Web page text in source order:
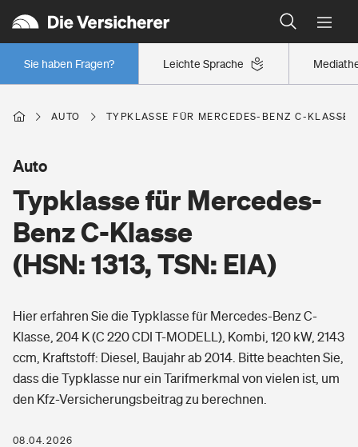
Leichte Sprache
Sie haben Fragen?
Wer versichert was: Jetzt Versicherer finden
Regionalklassen: So ist Ihre Region eingestuft
Wer versichert was: Jetzt Versicherer finden
Berufsunfähigkeitsversicherung
Arbeitsrechtsschutz
Berufshaftpflichtversicherung
Wohnen
Wohngebäudeversicherung
Hausratversicherung
Elementarversicherung
Photovoltaik
Wärmepumpen versichern
Pri­vate Haft­pflicht­
Rechts­schutz­ver­si­che­rung
Gesundheit
Private Krankenversicherung
AUTO TYPKLASSE FÜR MERCEDES-BENZ C-KLASSE
Typklasse für Mercedes-
Benz C-Klasse
(HSN: 1313, TSN: EIA)
Auto
Hier erfahren Sie die Typklasse für Mercedes-Benz C-
Klasse, 204 K (C 220 CDI T-MODELL), Kombi, 120 kW, 2143
ccm, Kraftstoff: Diesel, Baujahr ab 2014. Bitte beachten Sie,
dass die Typklasse nur ein Tarifmerkmal von vielen ist, um
den Kfz-Versicherungsbeitrag zu berechnen.
08.04.2026